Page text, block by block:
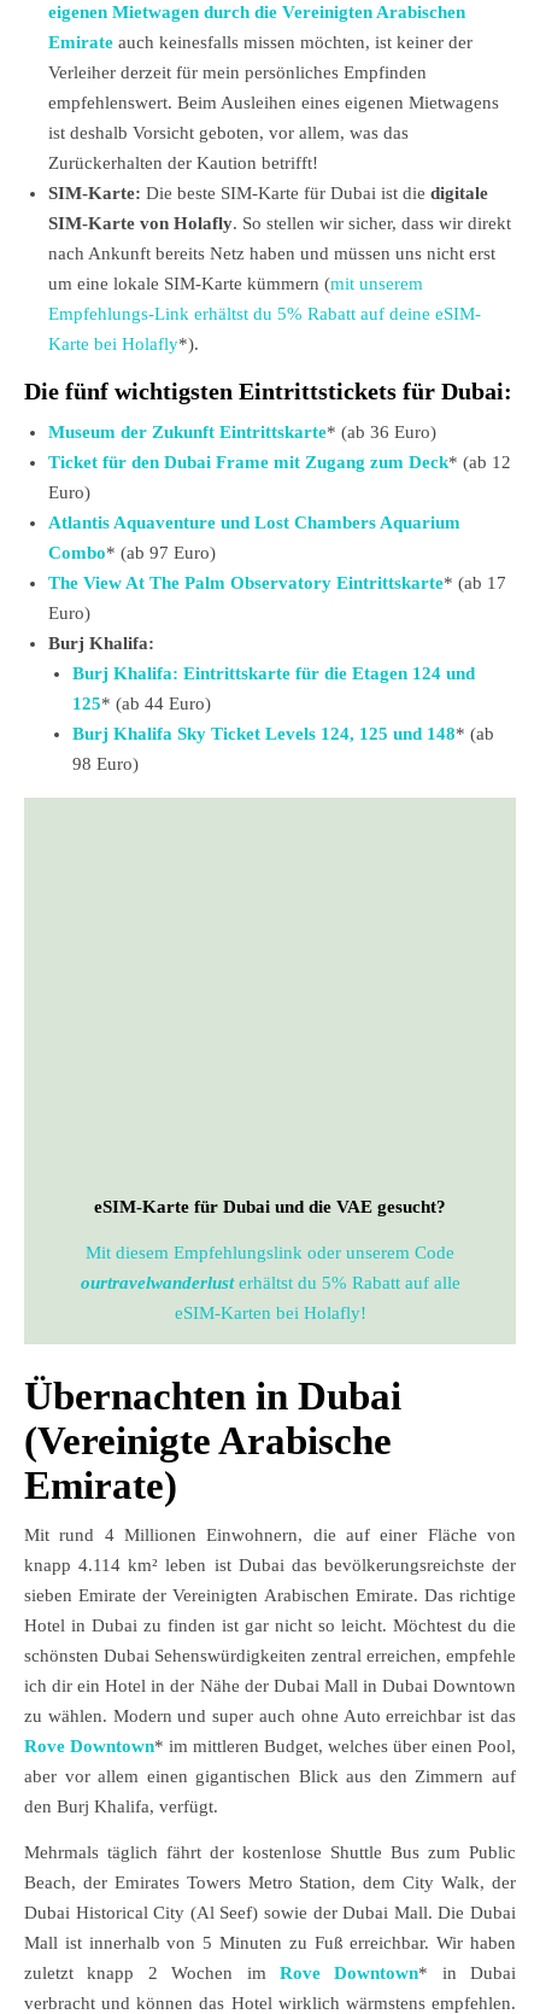
eigenen Mietwagen durch die Vereinigten Arabischen
Emirate auch keinesfalls missen möchten, ist keiner der
Verleiher derzeit für mein persönliches Empfinden
empfehlenswert. Beim Ausleihen eines eigenen Mietwagens
ist deshalb Vorsicht geboten, vor allem, was das
Zurückerhalten der Kaution betrifft!
SIM-Karte: Die beste SIM-Karte für Dubai ist die digitale
SIM-Karte von Holafly. So stellen wir sicher, dass wir direkt
nach Ankunft bereits Netz haben und müssen uns nicht erst
um eine lokale SIM-Karte kümmern (mit unserem
Empfehlungs-Link erhältst du 5% Rabatt auf deine eSIM-
Karte bei Holafly*).
Die fünf wichtigsten Eintrittstickets für Dubai:
Museum der Zukunft Eintrittskarte* (ab 36 Euro)
Ticket für den Dubai Frame mit Zugang zum Deck* (ab 12
Euro)
Atlantis Aquaventure und Lost Chambers Aquarium
Combo* (ab 97 Euro)
The View At The Palm Observatory Eintrittskarte* (ab 17
Euro)
Burj Khalifa:
Burj Khalifa: Eintrittskarte für die Etagen 124 und
125* (ab 44 Euro)
Burj Khalifa Sky Ticket Levels 124, 125 und 148* (ab
98 Euro)
eSIM-Karte für Dubai und die VAE gesucht?
Mit diesem Empfehlungslink oder unserem Code
ourtravelwanderlusterhältst du 5% Rabatt auf alle
eSIM-Karten bei Holafly!
Übernachten in Dubai
(Vereinigte Arabische
Emirate)
Mit rund 4 Millionen Einwohnern, die auf einer Fläche von
knapp 4.114 km² leben ist Dubai das bevölkerungsreichste der
sieben Emirate der Vereinigten Arabischen Emirate. Das richtige
Hotel in Dubai zu finden ist gar nicht so leicht. Möchtest du die
schönsten Dubai Sehenswürdigkeiten zentral erreichen, empfehle
ich dir ein Hotel in der Nähe der Dubai Mall in Dubai Downtown
zu wählen. Modern und super auch ohne Auto erreichbar ist das
Rove Downtown* im mittleren Budget, welches über einen Pool,
aber vor allem einen gigantischen Blick aus den Zimmern auf
den Burj Khalifa, verfügt.
Mehrmals täglich fährt der kostenlose Shuttle Bus zum Public
Beach, der Emirates Towers Metro Station, dem City Walk, der
Dubai Historical City (Al Seef) sowie der Dubai Mall. Die Dubai
Mall ist innerhalb von 5 Minuten zu Fuß erreichbar. Wir haben
zuletzt knapp 2 Wochen im Rove Downtown* in Dubai
verbracht und können das Hotel wirklich wärmstens empfehlen.